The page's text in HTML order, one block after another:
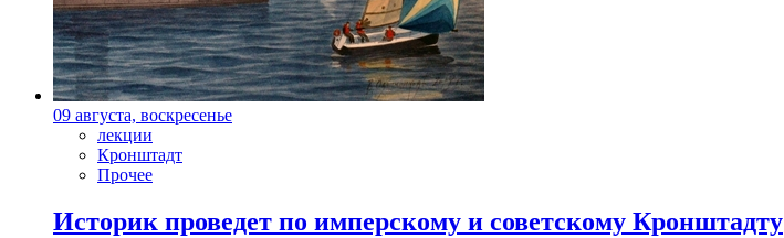
09 августа, воскресенье
лекции
Кронштадт
Прочее
Историк проведет по имперскому и советскому Кронштадту